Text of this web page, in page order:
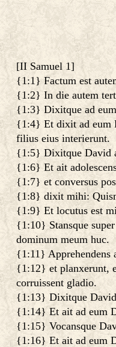
[II Samuel 1]
{1:1} Factum est
{1:2} In die autem
{1:3} Dixitque ad
{1:4} Et dixit ad eum
filius eius interierunt.
{1:5} Dixitque David
{1:6} Et ait
{1:7} et conversus
{1:8} dixit mihi:
{1:9} Et locutus est
{1:10} Stansque
dominum meum huc.
{1:11} Apprehendens
{1:12} et planxerunt,
corruissent gladio.
{1:13} Dixitque David
{1:14} Et ait ad eum
{1:15} Vocansque
{1:16} Et ait ad eum